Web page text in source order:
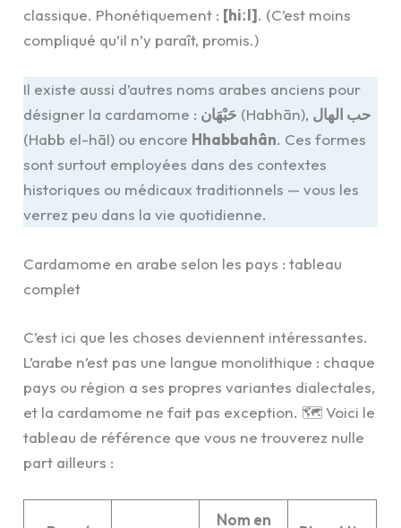
classique. Phonétiquement : [hiːl]. (C’est moins
compliqué qu’il n’y paraît, promis.)
Il existe aussi d’autres noms arabes anciens pour
désigner la cardamome : حَبْهَان (Habhān), حب الهال
(Habb el-hāl) ou encore Hhabbahân. Ces formes
sont surtout employées dans des contextes
historiques ou médicaux traditionnels — vous les
verrez peu dans la vie quotidienne.
Cardamome en arabe selon les pays : tableau
complet
C’est ici que les choses deviennent intéressantes.
L’arabe n’est pas une langue monolithique : chaque
pays ou région a ses propres variantes dialectales,
et la cardamome ne fait pas exception. 🗺️ Voici le
tableau de référence que vous ne trouverez nulle
part ailleurs :
Nom en